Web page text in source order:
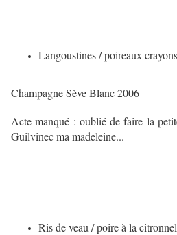
Langoustines / poireaux
Champagne Sève Blanc 2006
Acte manqué : oublié de faire la
Guilvinec ma madeleine...
Ris de veau / poire à la